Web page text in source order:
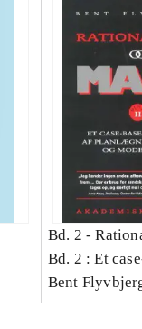
Bd. 2 -
Bd. 2 : Et
studie af
Bent